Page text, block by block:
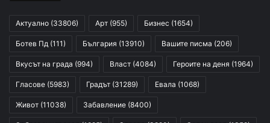
Актуално (33806) Арт (955) Бизнес (1654)
Ботев Пд (111) България (13910) Вашите писма (206)
Вкусът на града (994) Власт (4084) Героите на деня (1964)
Гласове (5983) Градът (31289) Евала (1068)
Живот (11038) Забавление (8400)